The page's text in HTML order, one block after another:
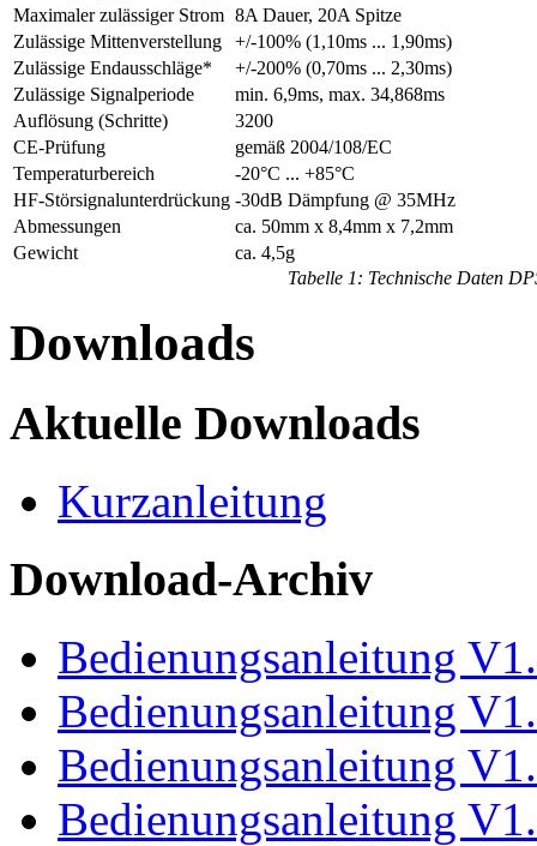
Tabelle 1: Technische Daten
Maximaler zulässiger Strom 8A Dauer, 20A Spitze
Zulässige Mittenverstellung
+/-100% (1,10ms ... 1,90ms)
Zulässige Endausschläge*
+/-200% (0,70ms ... 2,30ms)
Zulässige Signalperiode
min. 6,9ms, max. 34,868ms
Auflösung (Schritte)
3200
CE-Prüfung
gemäß 2004/108/EC
Temperaturbereich
-20°C ... +85°C
HF-Störsignalunterdrückung -30dB Dämpfung @ 35MHz
Abmessungen
ca. 50mm x 8,4mm x 7,2mm
Gewicht
ca. 4,5g
Downloads
Aktuelle Downloads
Kurzanleitung
Download-Archiv
Bedienungsanleitung
Bedienungsanleitung
Bedienungsanleitung
Bedienungsanleitung